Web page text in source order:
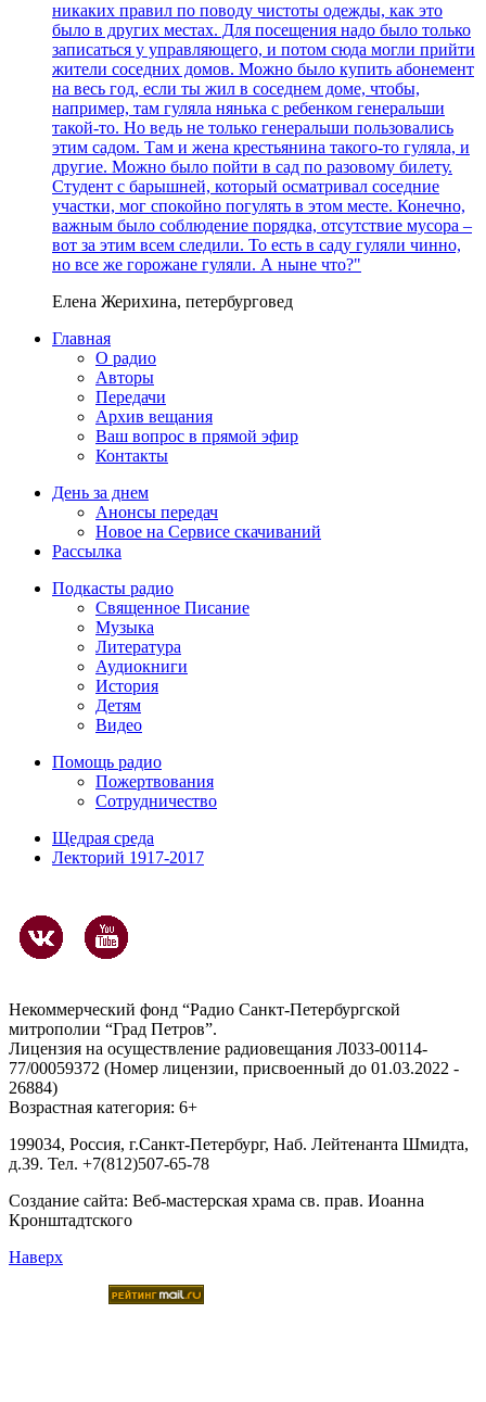
никаких правил по поводу чистоты одежды, как это
было в других местах. Для посещения надо было только
записаться у управляющего, и потом сюда могли прийти
жители соседних домов. Можно было купить абонемент
на весь год, если ты жил в соседнем доме, чтобы,
например, там гуляла нянька с ребенком генеральши
такой-то. Но ведь не только генеральши пользовались
этим садом. Там и жена крестьянина такого-то гуляла, и
другие. Можно было пойти в сад по разовому билету.
Студент с барышней, который осматривал соседние
участки, мог спокойно погулять в этом месте. Конечно,
важным было соблюдение порядка, отсутствие мусора –
вот за этим всем следили. То есть в саду гуляли чинно,
но все же горожане гуляли. А ныне что?"
Елена Жерихина, петербурговед
Главная
О радио
Авторы
Передачи
Архив вещания
Ваш вопрос в прямой эфир
Контакты
День за днем
Анонсы передач
Новое на Сервисе скачиваний
Рассылка
Подкасты радио
Священное Писание
Музыка
Литература
Аудиокниги
История
Детям
Видео
Помощь радио
Пожертвования
Сотрудничество
Щедрая среда
Лекторий 1917-2017
Некоммерческий фонд “Радио Санкт-Петербургской
митрополии “Град Петров”.
Лицензия на осуществление радиовещания Л033-00114-
77/00059372 (Номер лицензии, присвоенный до 01.03.2022 -
26884)
Возрастная категория: 6+
199034, Россия, г.Санкт-Петербург, Наб. Лейтенанта Шмидта,
д.39. Тел. +7(812)507-65-78
Создание сайта: Веб-мастерская храма св. прав. Иоанна
Кронштадтского
Наверх